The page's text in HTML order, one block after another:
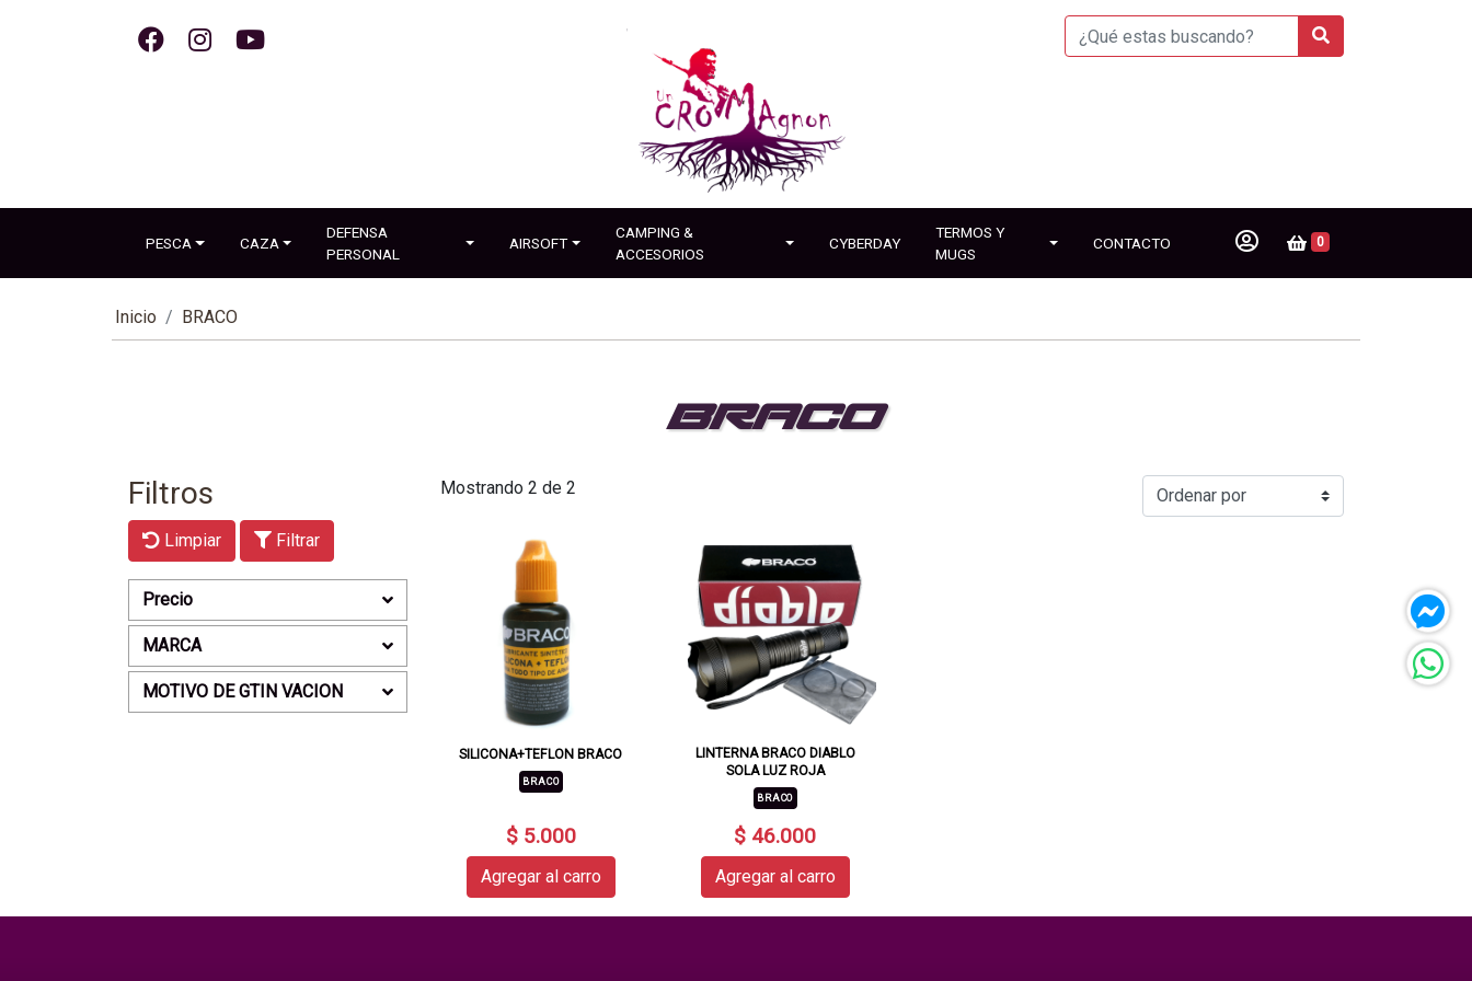
PESCA CAZA
DEFENSA
PERSONAL
AIRSOFT
CAMPING &
ACCESORIOS
CYBERDAY
TERMOS Y
MUGS
CONTACTO 0
Inicio BRACO
BRACO
Filtros
Limpiar Filtrar
Precio
MARCA
MOTIVO DE GTIN VACION
Mostrando 2 de 2
SILICONA+TEFLON BRACO
BRACO
$ 5.000
Agregar al carro
LINTERNA BRACO DIABLO
SOLA LUZ ROJA
BRACO
$ 46.000
Agregar al carro